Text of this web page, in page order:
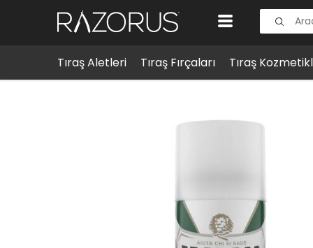
Tıraş Aletleri Tıraş Fırçaları Tıraş
Tıraş Kozmetikleri Tıraş Köpükleri & Jelleri